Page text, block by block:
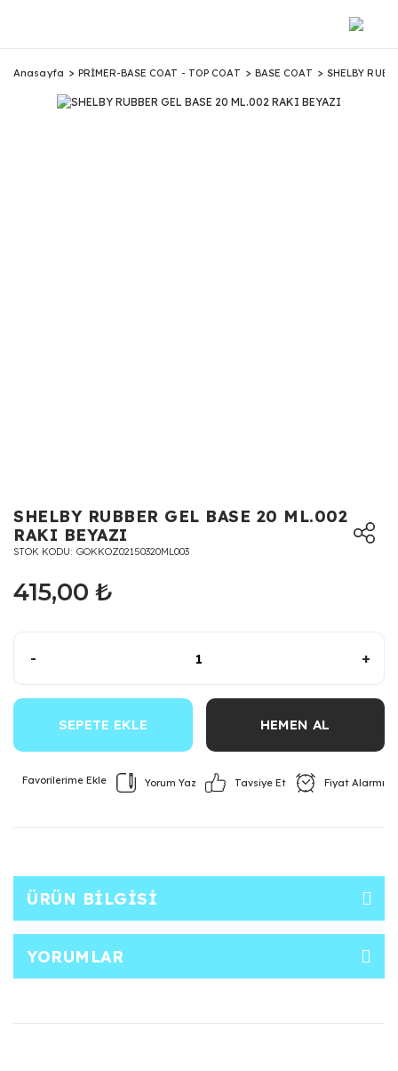
Anasayfa PRİMER-BASE COAT - TOP COAT BASE COAT SHELBY
SHELBY RUBBER GEL BASE 20 ML.002
RAKI BEYAZI
STOK KODU GOKKOZ02150320ML003
415,00 ₺
- +
SEPETE EKLE HEMEN AL
Yorum Yaz Tavsiye Et Fiyat Alarmı
ÜRÜN BILGISI
YORUMLAR